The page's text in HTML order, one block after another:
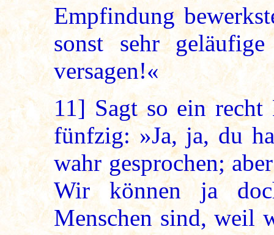
Empfindung
sonst sehr
versagen!«
11]Sagt so ein recht
fünfzig: »Ja, ja, du
wahr gesprochen;
Wir können ja
Menschen sind, weil